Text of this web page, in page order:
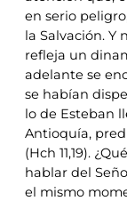
en serio
la Salvación. Y
refleja un
adelante se
se habían
lo de Esteban
Antioquía,
(Hch 11,19).
hablar del
el mismo